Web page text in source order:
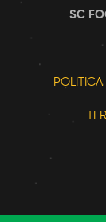
SC
POLITICA